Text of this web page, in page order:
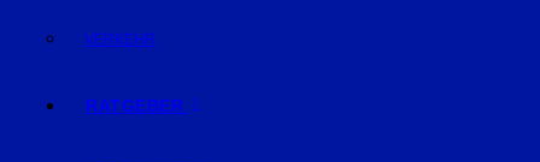
VERKEHR
RATGEBER